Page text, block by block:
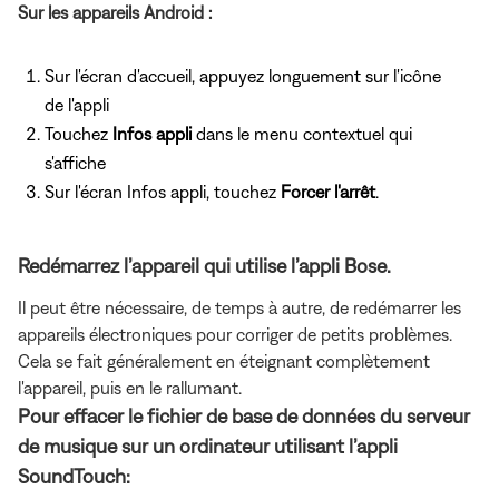
Sur les appareils Android :
Sur l'écran d'accueil, appuyez longuement sur l'icône
de l'appli
Touchez Infos applidans le menu contextuel qui
s'affiche
Sur l'écran Infos appli, touchez Forcer l'arrêt.
Redémarrez l’appareil qui utilise l’appli Bose.
Il peut être nécessaire, de temps à autre, de redémarrer les
appareils électroniques pour corriger de petits problèmes.
Cela se fait généralement en éteignant complètement
l'appareil, puis en le rallumant.
Pour effacer le fichier de base de données du serveur
de musique sur un ordinateur utilisant l’appli
SoundTouch: